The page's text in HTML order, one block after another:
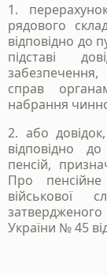
1.
рядового
відповідно до
підставі
справ
набрання
2. або
відповідно
пенсій,
Про
військової
України № 45